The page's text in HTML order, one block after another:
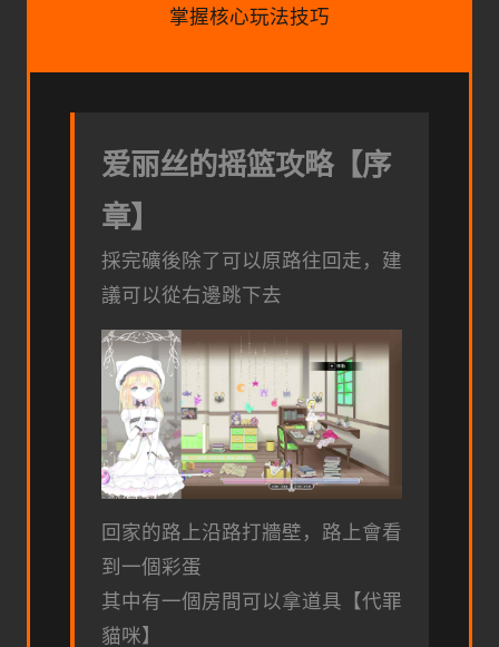
掌握核心玩法技巧
爱丽丝的摇篮攻略【序
章】
採完礦後除了可以原路往回走，建
議可以從右邊跳下去
回家的路上沿路打牆壁，路上會看
到一個彩蛋
其中有一個房間可以拿道具【代罪
貓咪】